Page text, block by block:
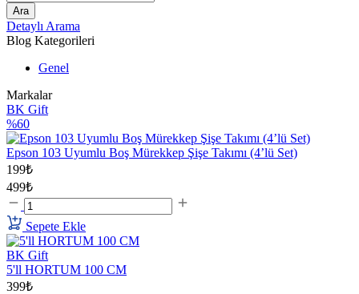
Ara
Detaylı Arama
Blog Kategorileri
Genel
Markalar
BK Gift
%60
Epson 103 Uyumlu Boş Mürekkep Şişe Takımı (4’lü Set)
199₺
499₺
Sepete Ekle
BK Gift
5'll HORTUM 100 CM
399₺